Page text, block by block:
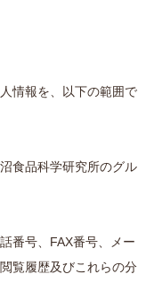
情報を、以下の範囲で
食品科学研究所のグル
番号、FAX番号、メー
覧履歴及びこれらの分